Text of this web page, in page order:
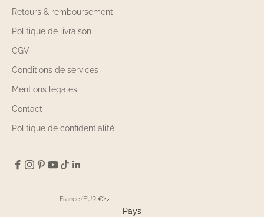
Retours & remboursement
Politique de livraison
CGV
Conditions de services
Mentions légales
Contact
Politique de confidentialité
France (EUR €)
Pays